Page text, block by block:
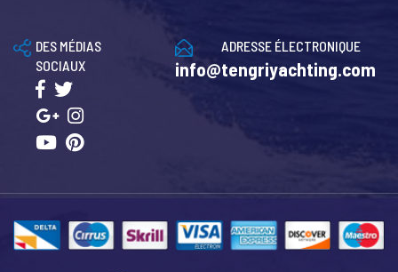
ADRESSE ÉLECTRONIQUE
info@tengriyachting.com
DES MÉDIAS
SOCIAUX